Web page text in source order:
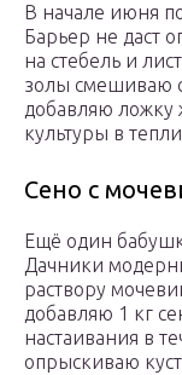
В начале июня
Барьер не даст
на стебель и
золы смешиваю
добавляю
культуры в
Сено с
Ещё один
Дачники
раствору
добавляю 1 кг
настаивания в
опрыскиваю